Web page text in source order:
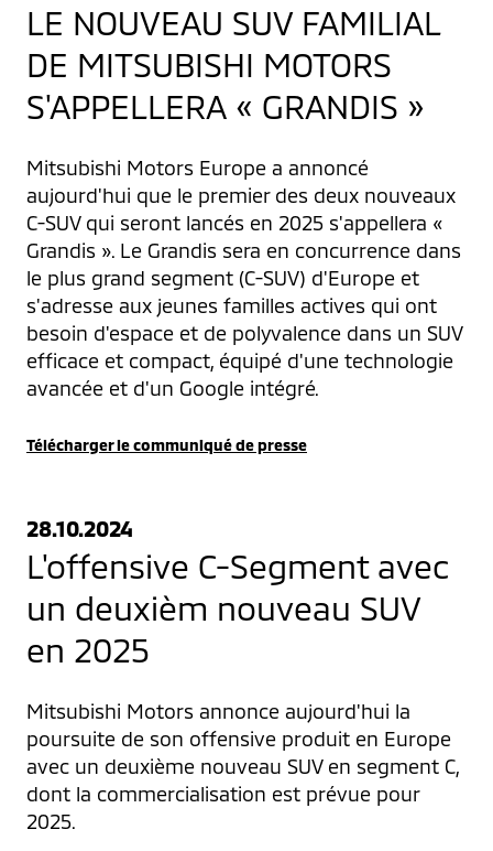
LE NOUVEAU SUV FAMILIAL
DE MITSUBISHI MOTORS
S'APPELLERA « GRANDIS »
Mitsubishi Motors Europe a annoncé
aujourd'hui que le premier des deux nouveaux
C-SUV qui seront lancés en 2025 s'appellera «
Grandis ». Le Grandis sera en concurrence dans
le plus grand segment (C-SUV) d'Europe et
s'adresse aux jeunes familles actives qui ont
besoin d'espace et de polyvalence dans un SUV
efficace et compact, équipé d'une technologie
avancée et d'un Google intégré.
Télécharger le communiqué de presse
28.10.2024
L'offensive C-Segment avec
un deuxièm nouveau SUV
en 2025
Mitsubishi Motors annonce aujourd'hui la
poursuite de son offensive produit en Europe
avec un deuxième nouveau SUV en segment C,
dont la commercialisation est prévue pour
2025.